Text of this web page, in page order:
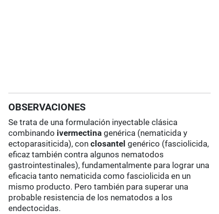
OBSERVACIONES
Se trata de una formulación inyectable clásica
combinando ivermectina genérica (nematicida y
ectoparasiticida), conclosantel genérico (fasciolicida,
eficaz también contra algunos nematodos
gastrointestinales), fundamentalmente para lograr una
eficacia tanto nematicida como fasciolicida en un
mismo producto. Pero también para superar una
probable resistencia de los nematodos a los
endectocidas.